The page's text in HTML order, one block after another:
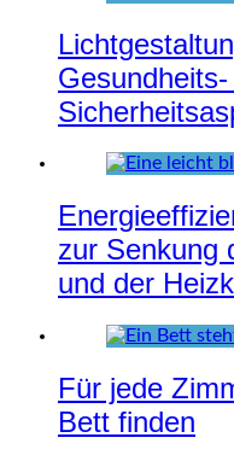
Gesundheits-
zur Senkung
und der
Für jede
Bett finden